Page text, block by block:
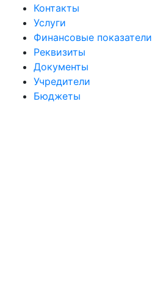
Контакты
Услуги
Финансовые показатели
Реквизиты
Документы
Учредители
Бюджеты